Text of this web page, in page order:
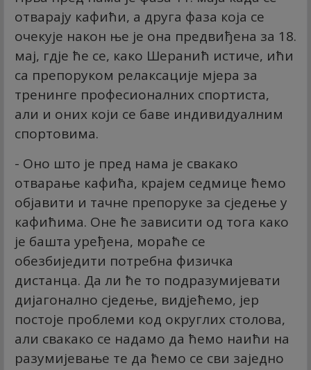
отварају кафићи, а друга фаза која се
очекује након ње је она предвиђена за 18.
мај, гдје ће се, како Шеранић истиче, ићи
са препоруком релаксације мјера за
тренинге професионалних спортиста,
али и оних који се баве индивидуалним
спортовима.
- Оно што је пред нама је свакако
отварање кафића, крајем седмице ћемо
објавити и тачне препоруке за сједење у
кафићима. Оне ће зависити од тога како
је башта уређена, мораће се
обезбиједити потребна физичка
дистанца. Да ли ће то подразумијевати
дијагонално сједење, видјећемо, јер
постоје проблеми код округлих столова,
али свакако се надамо да ћемо наићи на
разумијевање те да ћемо се сви заједно